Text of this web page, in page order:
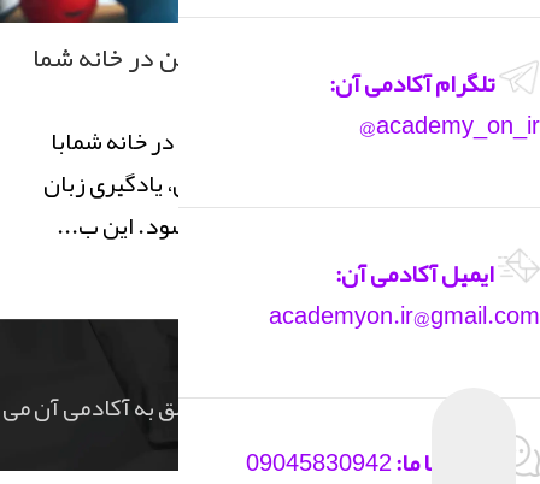
زبان انگلیسی
معلم زبان انگلیسی حرفه ای آنلاین در خانه شما
معلم زبان انگلیسی حرفه ای آنلاین در خانه شمابا
استفاده از آموزش آنلاین آکادمی‌آن، یادگیری زبان
انگلیسی در خانه بسیار راحت می‌شود. این ب...
تلگرام آکادمی آن:
academy_on_ir@
ایمیل آکادمی آن:
academyon.ir@gmail.com
تماس با ما:
Copyright ©2023
کلیه حقوق مادی و معنوی این سایت متعلق به آکادمی آن می
باشد